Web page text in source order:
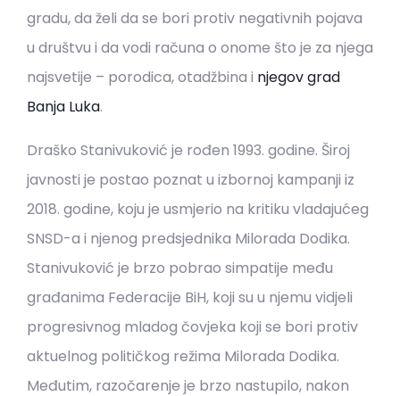
gradu, da želi da se bori protiv negativnih pojava
u društvu i da vodi računa o onome što je za njega
najsvetije – porodica, otadžbina i njegov grad
Banja Luka.
Draško Stanivuković je rođen 1993. godine. Široj
javnosti je postao poznat u izbornoj kampanji iz
2018. godine, koju je usmjerio na kritiku vladajućeg
SNSD-a i njenog predsjednika Milorada Dodika.
Stanivuković je brzo pobrao simpatije među
građanima Federacije BiH, koji su u njemu vidjeli
progresivnog mladog čovjeka koji se bori protiv
aktuelnog političkog režima Milorada Dodika.
Međutim, razočarenje je brzo nastupilo, nakon